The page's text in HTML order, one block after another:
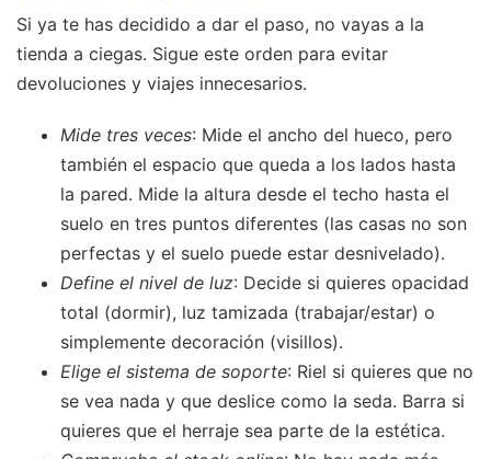
Si ya te has decidido a dar el paso, no vayas a la
tienda a ciegas. Sigue este orden para evitar
devoluciones y viajes innecesarios.
Mide tres veces: Mide el ancho del hueco, pero
también el espacio que queda a los lados hasta
la pared. Mide la altura desde el techo hasta el
suelo en tres puntos diferentes (las casas no son
perfectas y el suelo puede estar desnivelado).
Define el nivel de luz: Decide si quieres opacidad
total (dormir), luz tamizada (trabajar/estar) o
simplemente decoración (visillos).
Elige el sistema de soporte: Riel si quieres que no
se vea nada y que deslice como la seda. Barra si
quieres que el herraje sea parte de la estética.